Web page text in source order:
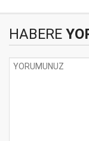
HABERE